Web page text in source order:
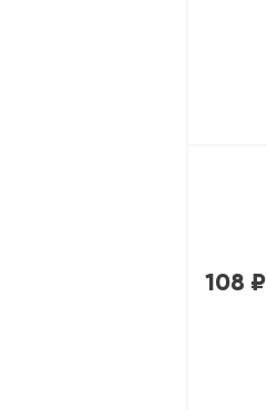
108 ₽